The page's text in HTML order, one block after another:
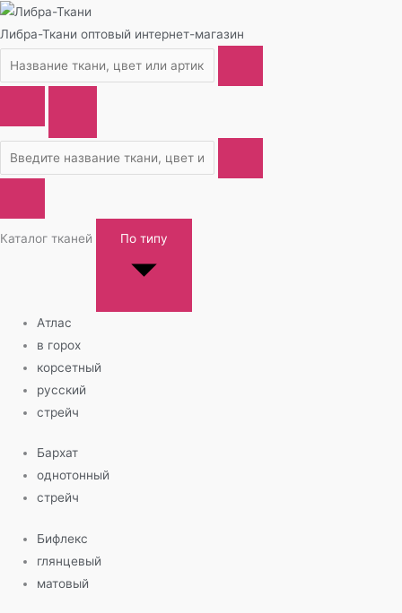
Либра-Ткани оптовый интернет-магазин
Каталог тканей По типу
Атлас
в горох
корсетный
русский
стрейч
Бархат
однотонный
стрейч
Бифлекс
глянцевый
матовый